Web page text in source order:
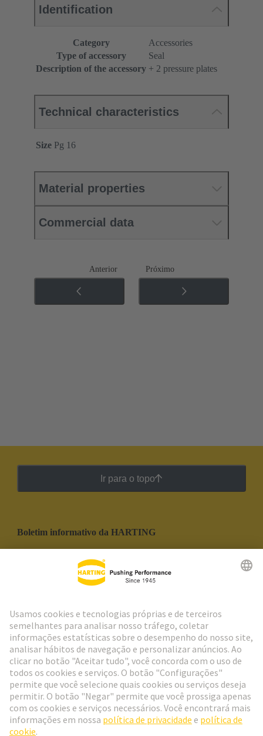
Identification
Category
Accessories
Type of accessory
Seal
Description of the accessory + 2 pressure plates
Technical characteristics
Size Pg 16
Material properties
Commercial data
Anterior Próximo
Ir para o topo
Boletim informativo da HARTING
Social Media
Portugal Português